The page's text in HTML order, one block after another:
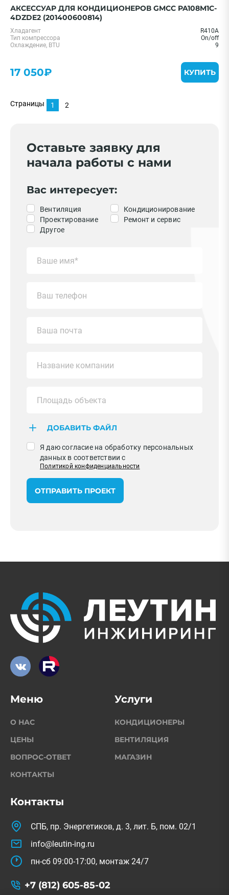
АКСЕССУАР ДЛЯ КОНДИЦИОНЕРОВ GMCC PA108M1C-
4DZDE2 (201400600814)
Хладагент
R410A
Тип компрессора
On/off
Охлаждение, BTU
9
17 050₽ КУПИТЬ
Страницы 1 2
Оставьте заявку для
начала работы с нами
Вас интересует:
Вентиляция
Кондиционирование
Проектирование
Ремонт и сервис
Другое
ДОБАВИТЬ ФАЙЛ
Я даю согласие на обработку персональных
данных в соответствии с
Политикой конфиденциальности
ОТПРАВИТЬ ПРОЕКТ
Контакты
СПБ, пр. Энергетиков, д. 3, лит. Б, пом. 02/1
info@leutin-ing.ru
пн-сб 09:00-17:00, монтаж 24/7
+7 (812) 605-85-02
Меню
О НАС
ЦЕНЫ
ВОПРОС-ОТВЕТ
КОНТАКТЫ
Услуги
КОНДИЦИОНЕРЫ
ВЕНТИЛЯЦИЯ
МАГАЗИН